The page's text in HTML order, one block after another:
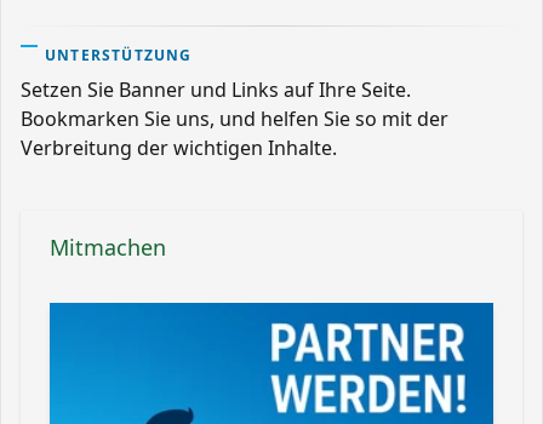
UNTERSTÜTZUNG
Setzen Sie Banner und Links auf Ihre Seite.
Bookmarken Sie uns, und helfen Sie so mit der
Verbreitung der wichtigen Inhalte.
Mitmachen